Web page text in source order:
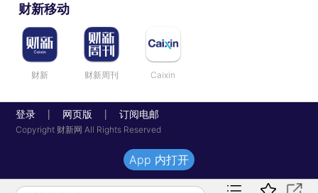
财新移动
财新 财新周刊 Caixin
登录 网页版 订阅电邮
Copyright 财新网 All Rights Reserved
App 内打开